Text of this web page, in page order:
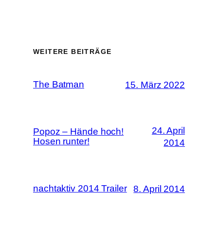
WEITERE BEITRÄGE
The Batman 15. März 2022
Popoz – Hände hoch!
Hosen runter!
24. April
2014
nachtaktiv 2014 Trailer 8. April 2014